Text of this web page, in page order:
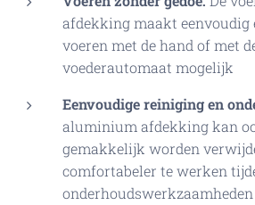
afdekking maakt eenvoudig
voeren met de hand of met
voederautomaat mogelijk
Eenvoudige reiniging en
aluminium afdekking kan
gemakkelijk worden
comfortabeler te werken
onderhoudswerkzaamheden